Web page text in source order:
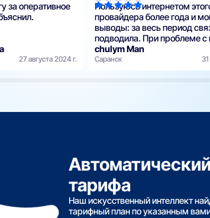
за оперативное
27 августа 2024 г.
Пользуюсь интернетом
провайдера более года и
выводы: за весь период
подводила. При проблеме с
работу устраняли на
По обслуживанию
chulym Man
Саранск
тарифа
Наш искусственный интеллект
тарифный план по указанным